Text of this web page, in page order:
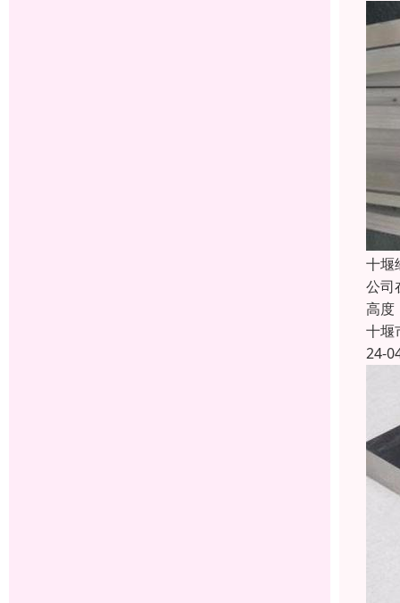
十堰
公司
高度
十堰
24-